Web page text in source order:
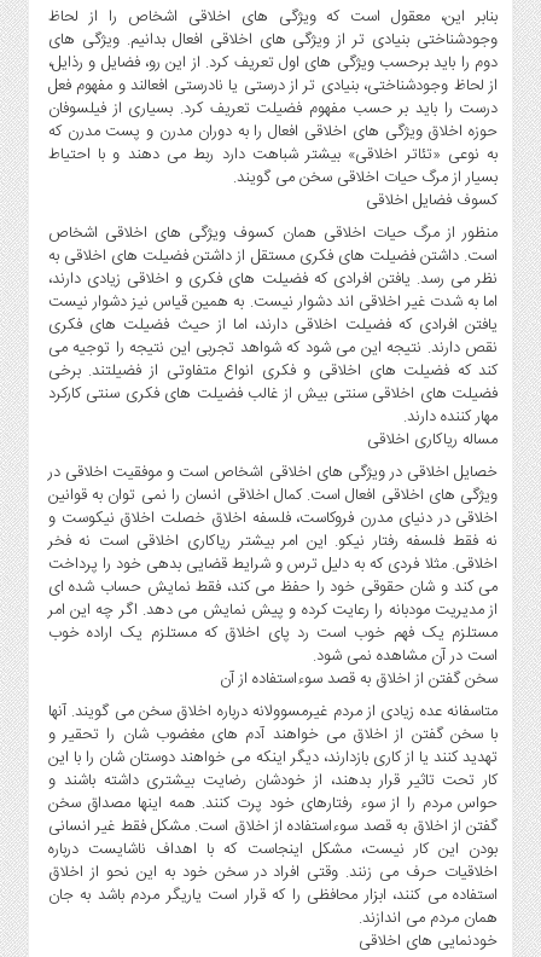
بنابر این، معقول است که ویژگی های اخلاقی اشخاص را از لحاظ
وجودشناختی بنیادی تر از ویژگی های اخلاقی افعال بدانیم. ویژگی های
دوم را باید برحسب ویژگی های اول تعریف کرد. از این رو، فضایل و رذایل،
از لحاظ وجودشناختی، بنیادی تر از درستی یا نادرستی افعالند و مفهوم فعل
درست را باید بر حسب مفهوم فضیلت تعریف کرد. بسیاری از فیلسوفان
حوزه اخلاق ویژگی های اخلاقی افعال را به دوران مدرن و پست مدرن که
به نوعی «تئاتر اخلاقی» بیشتر شباهت دارد ربط می دهند و با احتیاط
بسیار از مرگ حیات اخلاقی سخن می گویند.
کسوف فضایل اخلاقی
منظور از مرگ حیات اخلاقی همان کسوف ویژگی های اخلاقی اشخاص
است. داشتن فضیلت های فکری مستقل از داشتن فضیلت های اخلاقی به
نظر می رسد. یافتن افرادی که فضیلت های فکری و اخلاقی زیادی دارند،
اما به شدت غیر اخلاقی اند دشوار نیست. به همین قیاس نیز دشوار نیست
یافتن افرادی که فضیلت اخلاقی دارند، اما از حیث فضیلت های فکری
نقص دارند. نتیجه این می شود که شواهد تجربی این نتیجه را توجیه می
کند که فضیلت های اخلاقی و فکری انواع متفاوتی از فضیلتند. برخی
فضیلت های اخلاقی سنتی بیش از غالب فضیلت های فکری سنتی کارکرد
مهار کننده دارند.
مساله ریاکاری اخلاقی
خصایل اخلاقی در ویژگی های اخلاقی اشخاص است و موفقیت اخلاقی در
ویژگی های اخلاقی افعال است. کمال اخلاقی انسان را نمی توان به قوانین
اخلاقی در دنیای مدرن فروکاست، فلسفه اخلاق خصلت اخلاق نیکوست و
نه فقط فلسفه رفتار نیکو. این امر بیشتر ریاکاری اخلاقی است نه فخر
اخلاقی. مثلا فردی که به دلیل ترس و شرایط قضایی بدهی خود را پرداخت
می کند و شان حقوقی خود را حفظ می کند، فقط نمایش حساب شده ای
از مدیریت مودبانه را رعایت کرده و پیش نمایش می دهد. اگر چه این امر
مستلزم یک فهم خوب است رد پای اخلاق که مستلزم یک اراده خوب
است در آن مشاهده نمی شود.
سخن گفتن از اخلاق به قصد سوءاستفاده از آن
متاسفانه عده زیادی از مردم غیرمسوولانه درباره اخلاق سخن می گویند. آنها
با سخن گفتن از اخلاق می خواهند آدم های مغضوب شان را تحقیر و
تهدید کنند یا از کاری بازدارند، دیگر اینکه می خواهند دوستان شان را با این
کار تحت تاثیر قرار بدهند، از خودشان رضایت بیشتری داشته باشند و
حواس مردم را از سوء رفتارهای خود پرت کنند. همه اینها مصداق سخن
گفتن از اخلاق به قصد سوءاستفاده از اخلاق است. مشکل فقط غیر انسانی
بودن این کار نیست، مشکل اینجاست که با اهداف ناشایست درباره
اخلاقیات حرف می زنند. وقتی افراد در سخن خود به این نحو از اخلاق
استفاده می کنند، ابزار محافظی را که قرار است یاریگر مردم باشد به جان
همان مردم می اندازند.
خودنمایی های اخلاقی